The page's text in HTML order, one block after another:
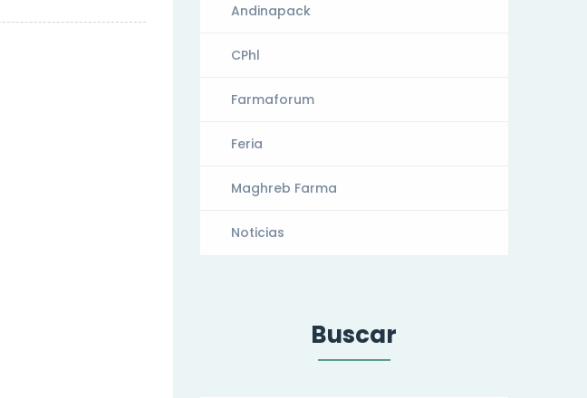
Andinapack
CPhl
Farmaforum
Feria
Maghreb Farma
Noticias
Buscar